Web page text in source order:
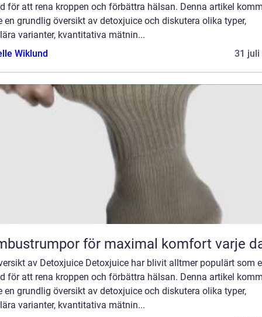
för att rena kroppen och förbättra hälsan. Denna artikel
en grundlig översikt av detoxjuice och diskutera olika typer,
varianter, kvantitativa mätnin...
Wiklund
31 juli
för maximal komfort varje
av Detoxjuice Detoxjuice har blivit alltmer populärt som
för att rena kroppen och förbättra hälsan. Denna artikel
en grundlig översikt av detoxjuice och diskutera olika typer,
varianter, kvantitativa mätnin...